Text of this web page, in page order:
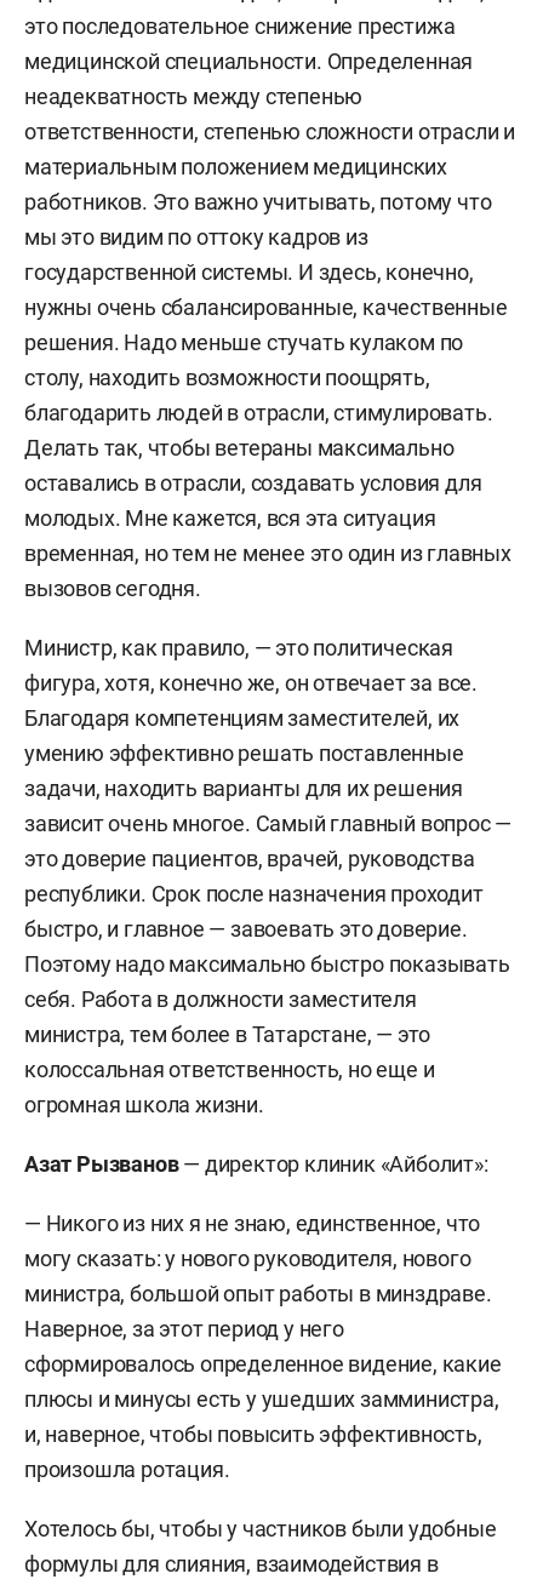
это последовательное снижение престижа
медицинской специальности. Определенная
неадекватность между степенью
ответственности, степенью сложности отрасли и
материальным положением медицинских
работников. Это важно учитывать, потому что
мы это видим по оттоку кадров из
государственной системы. И здесь, конечно,
нужны очень сбалансированные, качественные
решения. Надо меньше стучать кулаком по
столу, находить возможности поощрять,
благодарить людей в отрасли, стимулировать.
Делать так, чтобы ветераны максимально
оставались в отрасли, создавать условия для
молодых. Мне кажется, вся эта ситуация
временная, но тем не менее это один из главных
вызовов сегодня.
Министр, как правило, — это политическая
фигура, хотя, конечно же, он отвечает за все.
Благодаря компетенциям заместителей, их
умению эффективно решать поставленные
задачи, находить варианты для их решения
зависит очень многое. Самый главный вопрос —
это доверие пациентов, врачей, руководства
республики. Срок после назначения проходит
быстро, и главное — завоевать это доверие.
Поэтому надо максимально быстро показывать
себя. Работа в должности заместителя
министра, тем более в Татарстане, — это
колоссальная ответственность, но еще и
огромная школа жизни.
Азат Рызванов— директор клиник «Айболит»:
— Никого из них я не знаю, единственное, что
могу сказать: у нового руководителя, нового
министра, большой опыт работы в минздраве.
Наверное, за этот период у него
сформировалось определенное видение, какие
плюсы и минусы есть у ушедших замминистра,
и, наверное, чтобы повысить эффективность,
произошла ротация.
Хотелось бы, чтобы у частников были удобные
формулы для слияния, взаимодействия в